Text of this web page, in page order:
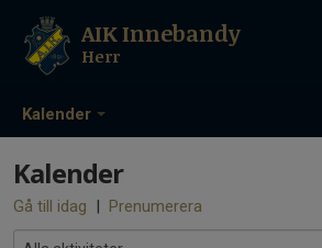
Kalender
AIK Innebandy
Herr
Kalender
Gå till idag | Prenumerera